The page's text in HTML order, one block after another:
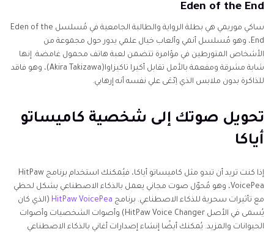
Eden of the End
ساكي موريمي هي بطلة الرواية والطالبة الجامعية في مُسلسل Eden of the
End، وهو مُسلسل أنمي وألعاب خيال علمي يدور حول مجموعة من
الأشخاص المتورطين في مؤامرة تتضمن لعبة هاتف محمول غامضة. إنها
شابة مشرقة ومفعمة بالأمل تقابل أكيرا تاكيزاوا(Akira Takizawa)، وهو فاقد
للذاكرة بدون ملابس الذي اِدّعَى علي نفسه أنه إرهابي.
تحويل صوتك إلى شخصية كاميساتو
أياكا
إذا كنت تريد أن تبدو مثل كاميساتو أياكا، فيُمكنك استخدام برنامج HitPaw
VoicePea، وهو مُحوّل صوت مجاني يعمل بالذكاء الاصطناعي بشكل لحظي
مع تأثيرات سحرية للذكاء الاصطناعي. برنامج
(الذي كان
يُسمى في الأصل HitPaw Voice Changer) وأصوات الشخصيات وأصوات
الحيوانات والمزيد. يُمكنك أيضًا إنشاء إصدارات أغاني بالذكاء الاصطناعي